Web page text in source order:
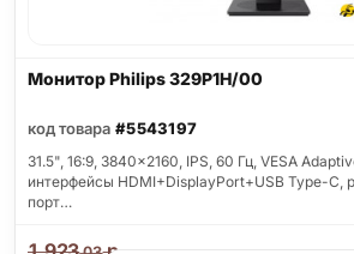
Монитор Philips 329P1H/00
код товара #5543197
31.5", 16:9, 3840x2160, IPS, 60 Гц, VESA
интерфейсы HDMI+DisplayPort+USB Type-C,
порт…